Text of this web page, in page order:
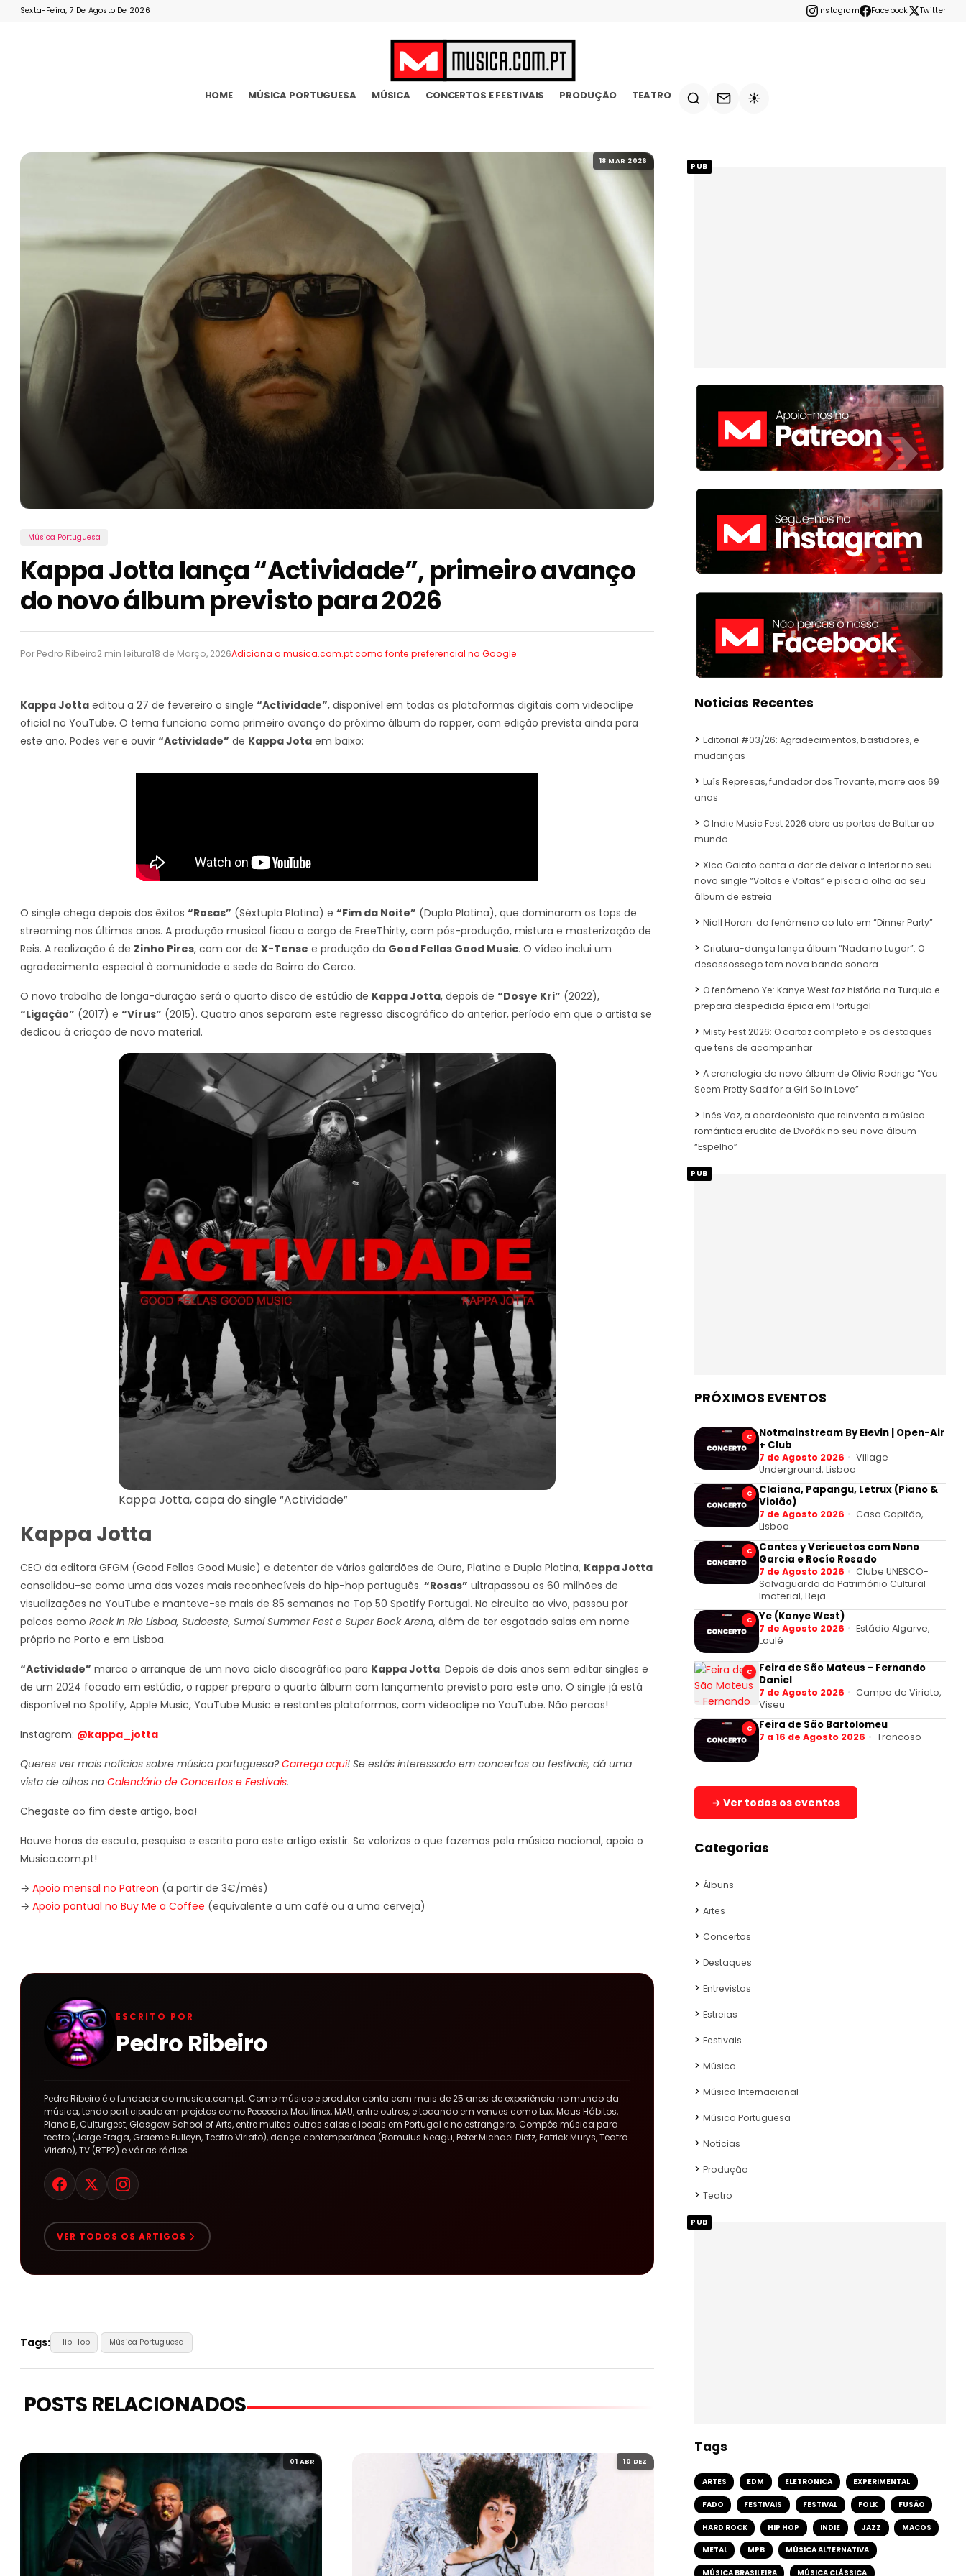
Sexta-Feira, 7 De Agosto De 2026 Instagram Facebook Twitter
HOME MÚSICA PORTUGUESA MÚSICA CONCERTOS E FESTIVAIS PRODUÇÃO TEATRO ☀️
18 MAR 2026
Música Portuguesa
Kappa Jotta lança “Actividade”, primeiro avanço
do novo álbum previsto para 2026
Por Pedro Ribeiro2 min leitura18 de Março, 2026Adiciona o musica.com.pt como fonte preferencial no Google
Kappa Jotta editou a 27 de fevereiro o single “Actividade”, disponível em todas as plataformas digitais com videoclipe
oficial no YouTube. O tema funciona como primeiro avanço do próximo álbum do rapper, com edição prevista ainda para
este ano. Podes ver e ouvir “Actividade” de Kappa Jota em baixo:
O single chega depois dos êxitos “Rosas” (Sêxtupla Platina) e “Fim da Noite” (Dupla Platina), que dominaram os tops de
streaming nos últimos anos. A produção musical ficou a cargo de FreeThirty, com pós-produção, mistura e masterização de
Reis. A realização é de Zinho Pires, com cor de X-Tense e produção da Good Fellas Good Music. O vídeo inclui um
agradecimento especial à comunidade e sede do Bairro do Cerco.
O novo trabalho de longa-duração será o quarto disco de estúdio de Kappa Jotta, depois de “Dosye Kri” (2022),
“Ligação” (2017) e “Vírus” (2015). Quatro anos separam este regresso discográfico do anterior, período em que o artista se
dedicou à criação de novo material.
Kappa Jotta, capa do single “Actividade”
Kappa Jotta
CEO da editora GFGM (Good Fellas Good Music) e detentor de vários galardões de Ouro, Platina e Dupla Platina, Kappa Jotta
consolidou-se como uma das vozes mais reconhecíveis do hip-hop português. “Rosas” ultrapassou os 60 milhões de
visualizações no YouTube e manteve-se mais de 85 semanas no Top 50 Spotify Portugal. No circuito ao vivo, passou por
palcos como Rock In Rio Lisboa, Sudoeste, Sumol Summer Fest e Super Bock Arena, além de ter esgotado salas em nome
próprio no Porto e em Lisboa.
“Actividade” marca o arranque de um novo ciclo discográfico para Kappa Jotta. Depois de dois anos sem editar singles e
de um 2024 focado em estúdio, o rapper prepara o quarto álbum com lançamento previsto para este ano. O single já está
disponível no Spotify, Apple Music, YouTube Music e restantes plataformas, com videoclipe no YouTube. Não percas!
Instagram: @kappa_jotta
Queres ver mais notícias sobre música portuguesa?Carrega aqui! Se estás interessado em concertos ou festivais, dá uma
vista de olhos no Calendário de Concertos e Festivais.
Chegaste ao fim deste artigo, boa!
Houve horas de escuta, pesquisa e escrita para este artigo existir. Se valorizas o que fazemos pela música nacional, apoia o
Musica.com.pt!
→ Apoio mensal no Patreon (a partir de 3€/mês)
→ Apoio pontual no Buy Me a Coffee (equivalente a um café ou a uma cerveja)
ESCRITO POR
Pedro Ribeiro
Pedro Ribeiro é o fundador do musica.com.pt. Como músico e produtor conta com mais de 25 anos de experiência no mundo da
música, tendo participado em projetos como Peeeedro, Moullinex, MAU, entre outros, e tocando em venues como Lux, Maus Hábitos,
Plano B, Culturgest, Glasgow School of Arts, entre muitas outras salas e locais em Portugal e no estrangeiro. Compôs música para
teatro (Jorge Fraga, Graeme Pulleyn, Teatro Viriato), dança contemporânea (Romulus Neagu, Peter Michael Dietz, Patrick Murys, Teatro
Viriato), TV (RTP2) e várias rádios.
VER TODOS OS ARTIGOS
Tags: Hip Hop Música Portuguesa
POSTS RELACIONADOS
01 ABR 10 DEZ
PUB
Noticias Recentes
Editorial #03/26: Agradecimentos, bastidores, e
mudanças
Luís Represas, fundador dos Trovante, morre aos 69
anos
O Indie Music Fest 2026 abre as portas de Baltar ao
mundo
Xico Gaiato canta a dor de deixar o Interior no seu
novo single “Voltas e Voltas” e pisca o olho ao seu
álbum de estreia
Niall Horan: do fenómeno ao luto em “Dinner Party”
Criatura-dança lança álbum “Nada no Lugar”: O
desassossego tem nova banda sonora
O fenómeno Ye: Kanye West faz história na Turquia e
prepara despedida épica em Portugal
Misty Fest 2026: O cartaz completo e os destaques
que tens de acompanhar
A cronologia do novo álbum de Olivia Rodrigo “You
Seem Pretty Sad for a Girl So in Love”
Inês Vaz, a acordeonista que reinventa a música
romântica erudita de Dvořák no seu novo álbum
“Espelho”
PUB
PRÓXIMOS EVENTOS
C
Notmainstream By Elevin | Open-Air
+ Club
7 de Agosto 2026
Village
Underground, Lisboa
C
Claiana, Papangu, Letrux (Piano &
Violão)
7 de Agosto 2026
Casa Capitão,
Lisboa
C
Cantes y Vericuetos com Nono
Garcia e Rocío Rosado
7 de Agosto 2026
Clube UNESCO-
Salvaguarda do Património Cultural
Imaterial, Beja
C Ye (Kanye West)
7 de Agosto 2026
Estádio Algarve,
Loulé
C
Feira de São Mateus - Fernando
Daniel
7 de Agosto 2026
Campo de Viriato,
Viseu
C Feira de São Bartolomeu
7 a 16 de Agosto 2026 Trancoso
→ Ver todos os eventos
Categorias
Álbuns
Artes
Concertos
Destaques
Entrevistas
Estreias
Festivais
Música
Música Internacional
Música Portuguesa
Noticias
Produção
Teatro
PUB
Tags
ARTES EDM ELETRONICA EXPERIMENTAL
FADO FESTIVAIS FESTIVAL FOLK FUSÃO
HARD ROCK HIP HOP INDIE JAZZ MACOS
METAL MPB MÚSICA ALTERNATIVA
MÚSICA BRASILEIRA MÚSICA CLÁSSICA